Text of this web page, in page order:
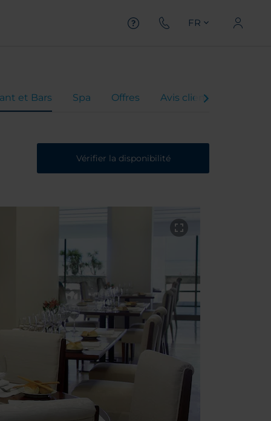
FR
et Bars Spa Offres Avis client
Vérifier la disponibilité